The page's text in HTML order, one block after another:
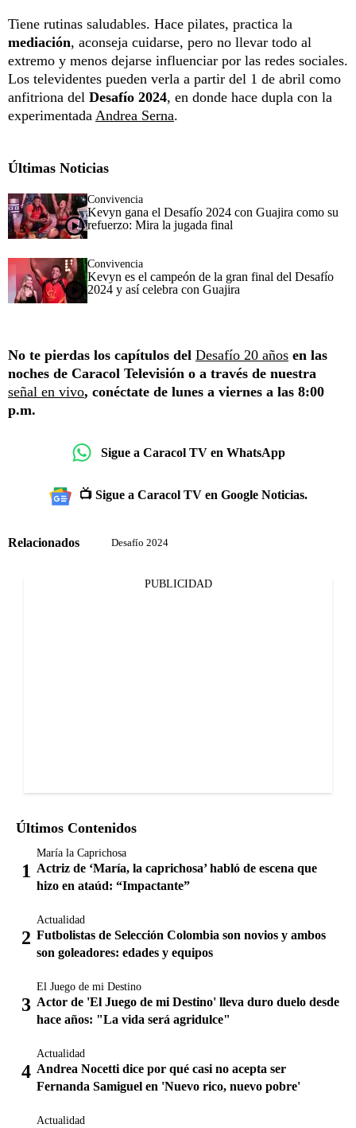
Tiene rutinas saludables. Hace pilates, practica la
mediación, aconseja cuidarse, pero no llevar todo al
extremo y menos dejarse influenciar por las redes sociales.
Los televidentes pueden verla a partir del 1 de abril como
anfitriona del Desafío 2024, en donde hace dupla con la
experimentada Andrea Serna.
Últimas Noticias
Convivencia
Kevyn gana el Desafío 2024 con Guajira como su
refuerzo: Mira la jugada final
Convivencia
Kevyn es el campeón de la gran final del Desafío
2024 y así celebra con Guajira
No te pierdas los capítulos del Desafío 20 años en las
noches de Caracol Televisión o a través de nuestra
señal en vivo, conéctate de lunes a viernes a las 8:00
p.m.
Sigue a Caracol TV en WhatsApp
📺 Sigue a Caracol TV en Google Noticias.
Relacionados Desafío 2024
PUBLICIDAD
Últimos Contenidos
María la Caprichosa
Actriz de ‘María, la caprichosa’ habló de escena que
hizo en ataúd: “Impactante”
Actualidad
Futbolistas de Selección Colombia son novios y ambos
son goleadores: edades y equipos
El Juego de mi Destino
Actor de 'El Juego de mi Destino' lleva duro duelo desde
hace años: "La vida será agridulce"
Actualidad
Andrea Nocetti dice por qué casi no acepta ser
Fernanda Samiguel en 'Nuevo rico, nuevo pobre'
Actualidad